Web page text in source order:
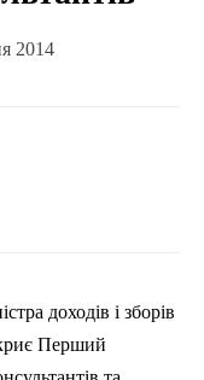
2014
доходів і зборів
Перший